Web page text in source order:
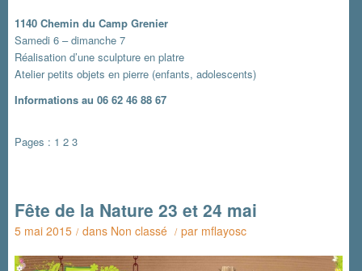
1140 Chemin du Camp Grenier
Samedi 6 – dimanche 7
Réalisation d’une sculpture en platre
Atelier petits objets en pierre (enfants, adolescents)
Informations au 06 62 46 88 67
Pages : 1 2 3
Fête de la Nature 23 et 24 mai
5 mai 2015 / dans Non classé / par mflayosc